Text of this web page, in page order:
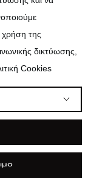
της
δικτύωσης,
Cookies